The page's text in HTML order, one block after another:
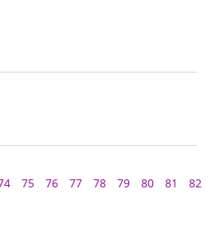
75 76 77 78 79 80 81
82